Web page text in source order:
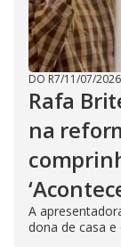
DO R7/11/07/2026
Rafa
na
A
dona de casa